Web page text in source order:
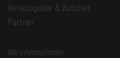
Herausgeber & Autoren
Partner
Alle Informationen